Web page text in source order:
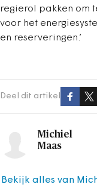
regierol pakken om
voor het
en reserveringen.’
Deel dit artikel
Michiel
Maas
Bekijk alles van